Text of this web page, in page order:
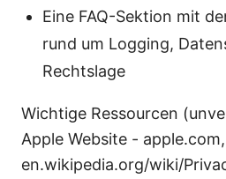
Eine FAQ-Sektion mit
rund um Logging,
Rechtslage
Wichtige Ressourcen
Apple Website -
en.wikipedia.org/wiki/